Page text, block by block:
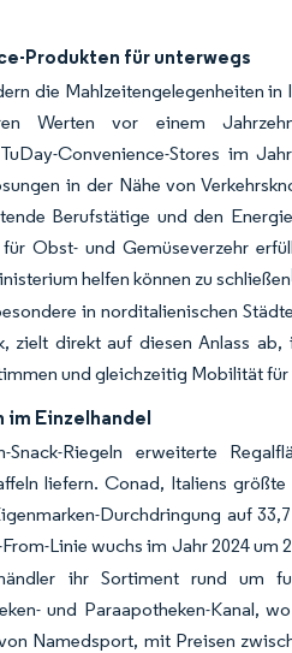
Produkten für unterwegs
die Mahlzeitengelegenheiten
Werten vor einem
Convenience-Stores im
in der Nähe von
Berufstätige und den
Obst- und Gemüseverzehr
helfen können zu schließen
in norditalienischen
zielt direkt auf diesen Anlass
und gleichzeitig Mobilität
im Einzelhandel
Snack-Riegeln erweiterte
liefern. Conad, Italiens
Durchdringung auf
Linie wuchs im Jahr 2024
ihr Sortiment rund um
und Paraapotheken-Kanal,
Namedsport, mit Preisen